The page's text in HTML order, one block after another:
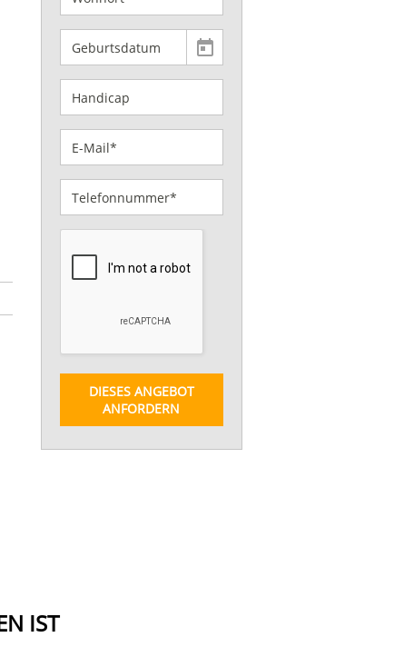
DIESES ANGEBOT
ANFORDERN
IST